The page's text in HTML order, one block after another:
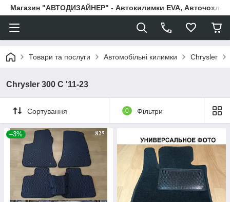
Магазин "АВТОДИЗАЙНЕР" - Автокилимки EVA, Авточохли,
Товари та послуги Автомобільні килимки Chrysler
Chrysler 300 С '11-23
Сортування 0 Фільтри
–3%